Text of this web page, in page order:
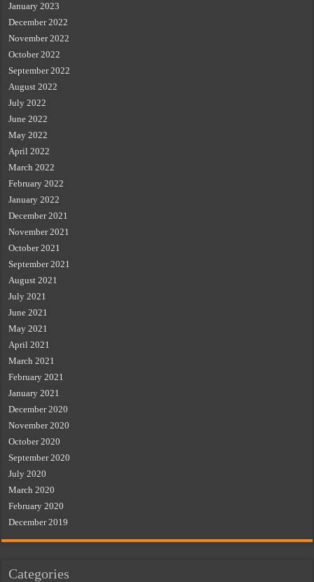
January 2023
December 2022
November 2022
October 2022
September 2022
August 2022
July 2022
June 2022
May 2022
April 2022
March 2022
February 2022
January 2022
December 2021
November 2021
October 2021
September 2021
August 2021
July 2021
June 2021
May 2021
April 2021
March 2021
February 2021
January 2021
December 2020
November 2020
October 2020
September 2020
July 2020
March 2020
February 2020
December 2019
Categories